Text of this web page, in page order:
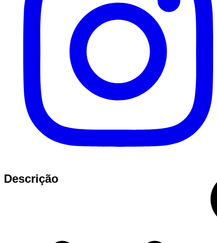
Descrição